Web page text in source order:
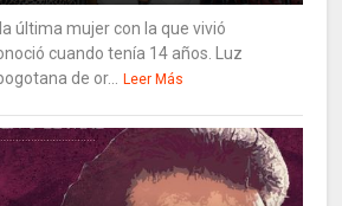
última mujer con la que vivió
cuando tenía 14 años. Luz
de or... Leer Más